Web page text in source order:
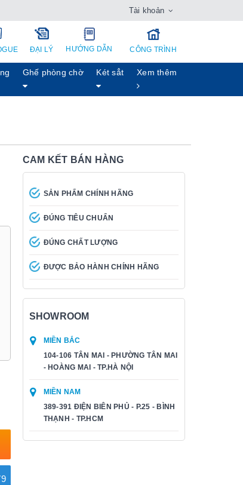
Tài khoản
ĐẠI LÝ HƯỚNG DẪN CÔNG TRÌNH
Ghế phòng chờ Két sẳt Xem thêm
CAM KẾT BÁN HÀNG
SẢN PHẨM CHÍNH HÃNG
ĐÚNG TIÊU CHUẨN
ĐÚNG CHẤT LƯỢNG
ĐƯỢC BẢO HÀNH CHÍNH HÃNG
SHOWROOM
MIỀN BẮC
104-106 TÂN MAI - PHƯỜNG TÂN MAI
- HOÀNG MAI - TP.HÀ NỘI
MIỀN NAM
389-391 ĐIỆN BIÊN PHỦ - P.25 - BÌNH
THẠNH - TP.HCM